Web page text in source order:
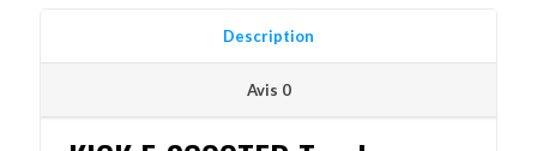
Description
Avis 0